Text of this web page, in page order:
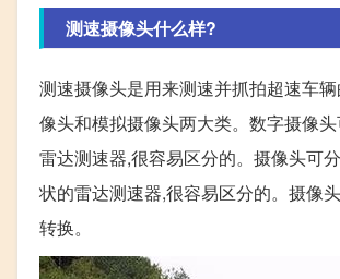
测速摄像头什么样?
测速摄像头是用来测速并抓拍超速车
像头和模拟摄像头两大类。数字摄像
雷达测速器,很容易区分的。摄像头可
状的雷达测速器,很容易区分的。摄像
转换。